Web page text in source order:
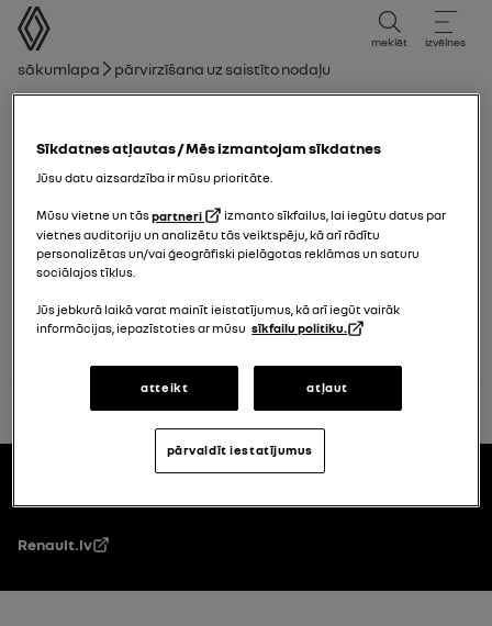
lietotāja rokasgrāmata
meklēt izvēlnes
navigācijas ceļš
Sākumlapa Pārvirzīšana uz saistīto nodaļu
Karte
Atslēga, tālvadības pults
atpakaļ uz sākumu
lietotāja rokasgrāmatas
Renault.lv
Sīkdatnes atļautas / Mēs izmantojam sīkdatnes
Jūsu datu aizsardzība ir mūsu prioritāte.
Mūsu vietne un tāspartneri
izmanto sīkfailus, lai iegūtu datus par
vietnes auditoriju un analizētu tās veiktspēju, kā arī rādītu
personalizētas un/vai ģeogrāfiski pielāgotas reklāmas un saturu
sociālajos tīklus.
Jūs jebkurā laikā varat mainīt ieistatījumus, kā arī iegūt vairāk
informācijas, iepazīstoties ar mūsu sīkfailu politiku.
atteikt atļaut
pārvaldīt iestatījumus